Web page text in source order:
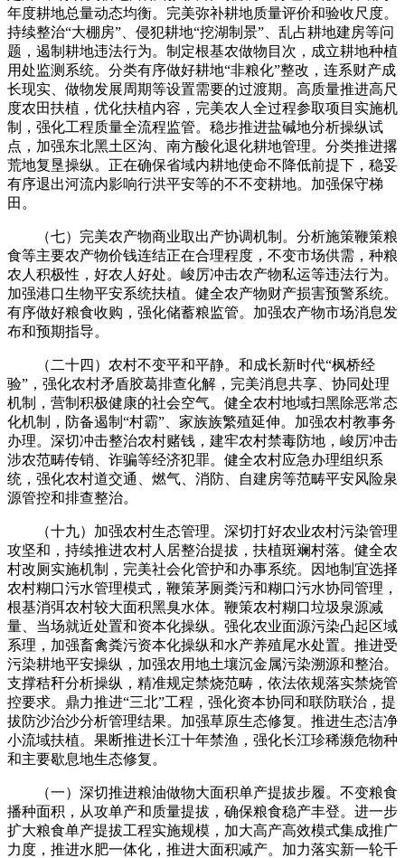
年度耕地总量动态均衡。完美弥补耕地质量评价和验收尺度。
持续整治“大棚房”、侵犯耕地“挖湖制景”、乱占耕地建房等问
题，遏制耕地违法行为。制定根基农做物目次，成立耕地种植
用处监测系统。分类有序做好耕地“非粮化”整改，连系财产成
长现实、做物发展周期等设置需要的过渡期。高质量推进高尺
度农田扶植，优化扶植内容，完美农人全过程参取项目实施机
制，强化工程质量全流程监管。稳步推进盐碱地分析操纵试
点，加强东北黑土区沟、南方酸化退化耕地管理。分类推进撂
荒地复垦操纵。正在确保省域内耕地使命不降低前提下，稳妥
有序退出河流内影响行洪平安等的不不变耕地。加强保守梯
田。
（七）完美农产物商业取出产协调机制。分析施策鞭策粮
食等主要农产物价钱连结正在合理程度，不变市场供需，种粮
农人积极性，好农人好处。峻厉冲击农产物私运等违法行为。
加强港口生物平安系统扶植。健全农产物财产损害预警系统。
有序做好粮食收购，强化储蓄粮监管。加强农产物市场消息发
布和预期指导。
（二十四）农村不变平和平静。和成长新时代“枫桥经
验”，强化农村矛盾胶葛排查化解，完美消息共享、协同处理
机制，营制积极健康的社会空气。健全农村地域扫黑除恶常态
化机制，防备遏制“村霸”、家族族繁殖延伸。加强农村教事务
办理。深切冲击整治农村赌钱，建牢农村禁毒防地，峻厉冲击
涉农范畴传销、诈骗等经济犯罪。健全农村应急办理组织系
统，强化农村道交通、燃气、消防、自建房等范畴平安风险泉
源管控和排查整治。
（十九）加强农村生态管理。深切打好农业农村污染管理
攻坚和，持续推进农村人居整治提拔，扶植斑斓村落。健全农
村改厕实施机制，完美社会化管护和办事系统。因地制宜选择
农村糊口污水管理模式，鞭策茅厕粪污和糊口污水协同管理，
根基消弭农村较大面积黑臭水体。鞭策农村糊口垃圾泉源减
量、当场就近处置和资本化操纵。强化农业面源污染凸起区域
系理，加强畜禽粪污资本化操纵和水产养殖尾水处置。推进受
污染耕地平安操纵，加强农用地土壤沉金属污染溯源和整治。
支撑秸秆分析操纵，精准规定禁烧范畴，依法依规落实禁烧管
控要求。鼎力推进“三北”工程，强化资本协同和联防联治，提
拔防沙治沙分析管理结果。加强草原生态修复。推进生态洁净
小流域扶植。果断推进长江十年禁渔，强化长江珍稀濒危物种
和主要歇息地生态修复。
（一）深切推进粮油做物大面积单产提拔步履。不变粮食
播种面积，从攻单产和质量提拔，确保粮食稳产丰登。进一步
扩大粮食单产提拔工程实施规模，加大高产高效模式集成推广
力度，推进水肥一体化，推进大面积减产。加力落实新一轮千